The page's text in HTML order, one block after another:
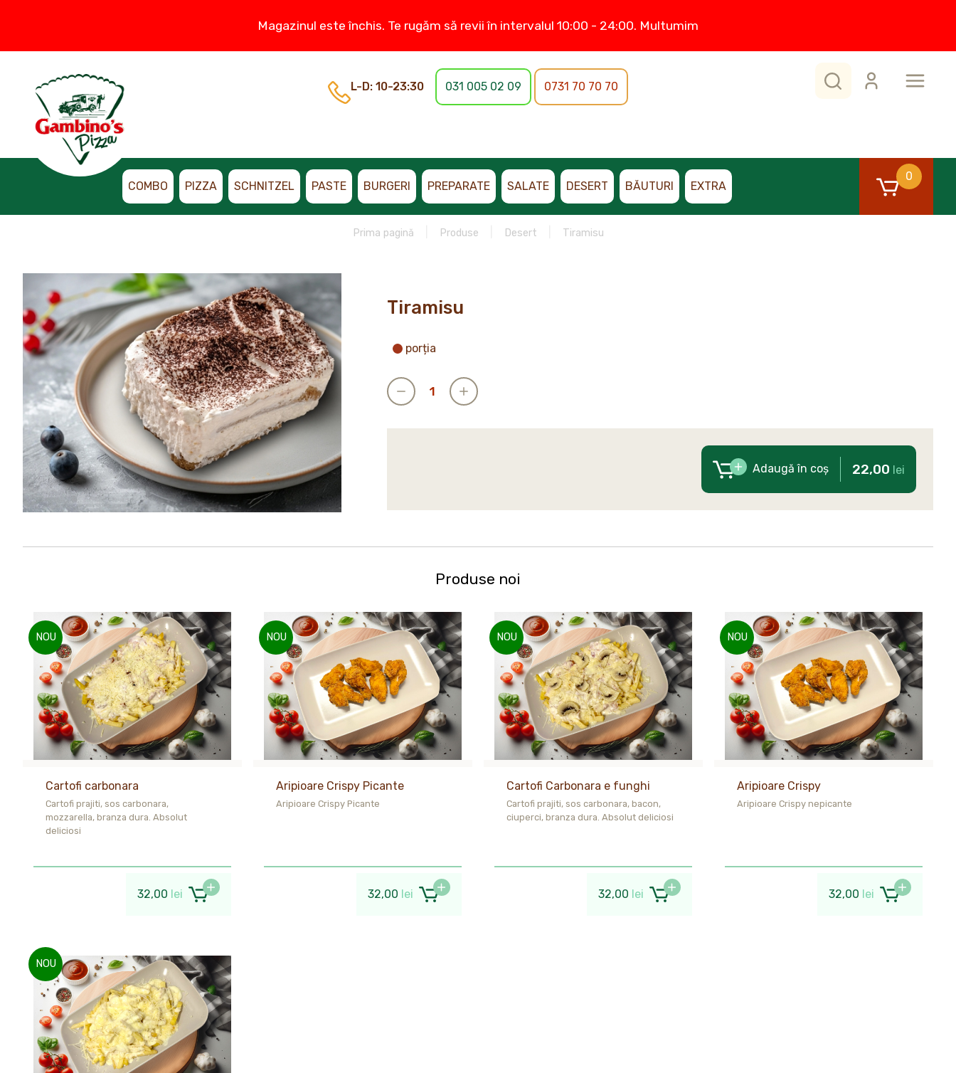
Magazinul este închis. Te rugăm să revii în intervalul 10:00 - 24:00. Multumim
L-D: 10-23:30 031 005 02 09 0731 70 70 70
COMBO PIZZA SCHNITZEL PASTE BURGERI PREPARATE SALATE DESERT BĂUTURI EXTRA
0
Prima pagină Produse Desert Tiramisu
Tiramisu
porția
Adaugă în coș 22,00 lei
Produse noi
NOU
Cartofi carbonara
Cartofi prajiti, sos carbonara,
mozzarella, branza dura. Absolut
deliciosi
32,00 lei
NOU
Aripioare Crispy Picante
Aripioare Crispy Picante
32,00 lei
NOU
Cartofi Carbonara e funghi
Cartofi prajiti, sos carbonara, bacon,
ciuperci, branza dura. Absolut deliciosi
32,00 lei
NOU
Aripioare Crispy
Aripioare Crispy nepicante
32,00 lei
NOU